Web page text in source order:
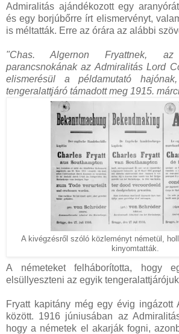
Admiralitás ajándékozott egy
és egy borjúbőrre írt elismervényt,
is méltatták. Erre az órára az alábbi
"Chas. Algernon Fryattnek,
parancsnokának az Admiralitás Lord
elismerésül a példamutató
tengeralattjáró támadott meg 1915.
A kivégzésről szóló közleményt németül,
kinyomtatták.
A németeket felháborította, hogy
elsüllyeszteni az egyik
Fryatt kapitány még egy évig ingázott
között. 1916 júniusában az
hogy a németek el akarják fogni,